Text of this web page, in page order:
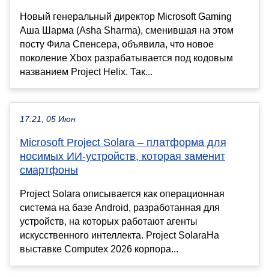
Новый генеральный директор Microsoft Gaming
Аша Шарма (Asha Sharma), сменившая на этом
посту Фила Спенсера, объявила, что новое
поколение Xbox разрабатывается под кодовым
названием Project Helix. Так...
17:21, 05 Июн
Microsoft Project Solara – платформа для
носимых ИИ-устройств, которая заменит
смартфоны
Project Solara описывается как операционная
система на базе Android, разработанная для
устройств, на которых работают агенты
искусственного интеллекта. Project SolaraНа
выставке Computex 2026 корпора...